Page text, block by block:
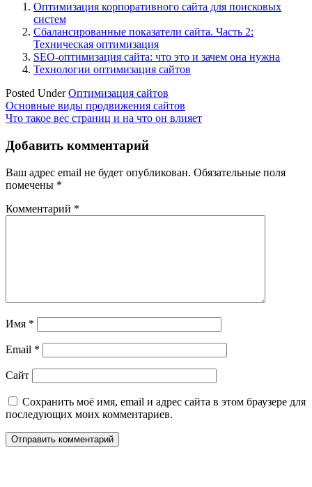
Оптимизация корпоративного сайта для поисковых
систем
Сбалансированные показатели сайта. Часть 2:
Техническая оптимизация
SEO-оптимизация сайта: что это и зачем она нужна
Технологии оптимизация сайтов
Posted UnderОптимизация сайтов
Навигация
по
записям
Основные виды продвижения сайтов
Что такое вес страниц и на что он влияет
Добавить комментарий
Ваш адрес email не будет опубликован. Обязательные поля
помечены *
Комментарий *
Имя *
Email *
Сайт
Сохранить моё имя, email и адрес сайта в этом браузере для
последующих моих комментариев.